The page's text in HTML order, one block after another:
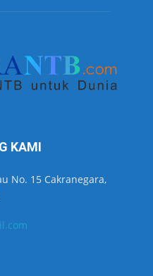
KAMI
No. 15 Cakranegara,